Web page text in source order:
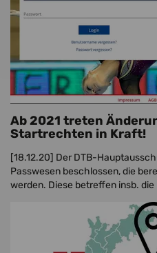
Ab 2021 treten
Startrechten in Kraft!
[18.12.20] Der DTB-
Passwesen beschlossen, die
werden. Diese betreffen insb. die